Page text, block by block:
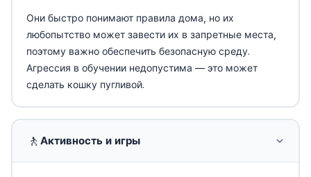
Они быстро понимают правила дома, но их
любопытство может завести их в запретные места,
поэтому важно обеспечить безопасную среду.
Агрессия в обучении недопустима — это может
сделать кошку пугливой.
🚶 Активность и игры